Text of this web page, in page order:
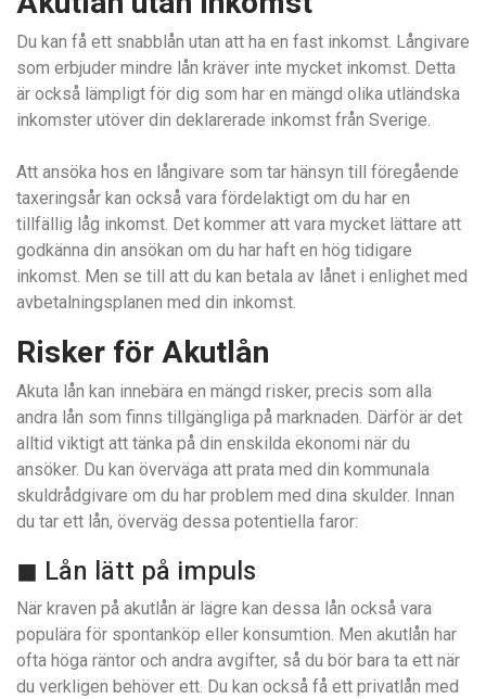
Du kan få ett snabblån utan att ha en fast inkomst. Långivare
som erbjuder mindre lån kräver inte mycket inkomst. Detta
är också lämpligt för dig som har en mängd olika utländska
inkomster utöver din deklarerade inkomst från Sverige.
Att ansöka hos en långivare som tar hänsyn till föregående
taxeringsår kan också vara fördelaktigt om du har en
tillfällig låg inkomst. Det kommer att vara mycket lättare att
godkänna din ansökan om du har haft en hög tidigare
inkomst. Men se till att du kan betala av lånet i enlighet med
avbetalningsplanen med din inkomst.
Risker för Akutlån
Akuta lån kan innebära en mängd risker, precis som alla
andra lån som finns tillgängliga på marknaden. Därför är det
alltid viktigt att tänka på din enskilda ekonomi när du
ansöker. Du kan överväga att prata med din kommunala
skuldrådgivare om du har problem med dina skulder. Innan
du tar ett lån, överväg dessa potentiella faror:
◼ Lån lätt på impuls
När kraven på akutlån är lägre kan dessa lån också vara
populära för spontanköp eller konsumtion. Men akutlån har
ofta höga räntor och andra avgifter, så du bör bara ta ett när
du verkligen behöver ett. Du kan också få ett privatlån med